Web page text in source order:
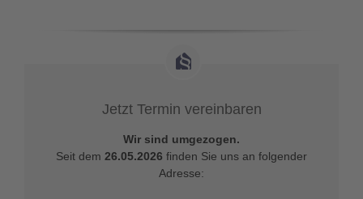
Jetzt Termin vereinbaren
Wir sind umgezogen.
Seit dem 26.05.2026 finden Sie uns an folgender
Adresse: